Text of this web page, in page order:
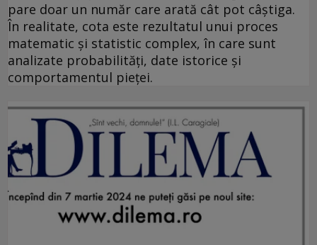
pare doar un număr care arată cât pot câștiga.
În realitate, cota este rezultatul unui proces
matematic și statistic complex, în care sunt
analizate probabilități, date istorice și
comportamentul pieței.